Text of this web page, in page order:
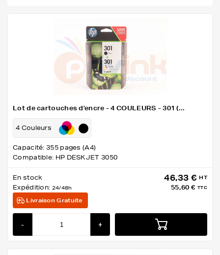
Lot de cartouches d'encre - 4 COULEURS - 301 (...
4 Couleurs
Capacité: 355 pages (A4)
Compatible: HP DESKJET 3050
En stock
Expédition: 24/48h
46,33 € HT
55,60 € TTC
Livraison Gratuite
- +